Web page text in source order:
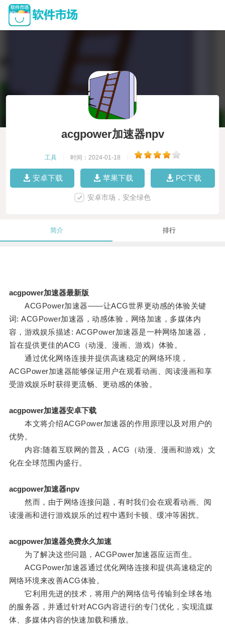
acgpower加速器npv
工具 时间：2024-01-18
安卓下载 苹果下载 PC下载
安卓市场，安全绿色
简介 排行
acgpower加速器最新版
ACGPower加速器——让ACG世界更动感的体验关键
词: ACGPower加速器，动感体验，网络加速，多媒体内
容，游戏娱乐描述: ACGPower加速器是一种网络加速器，
旨在提供更佳的ACG（动漫、漫画、游戏）体验。
通过优化网络连接并提供高速稳定的网络环境，
ACGPower加速器能够保证用户在观看动画、阅读漫画和享
受游戏娱乐时获得更流畅、更动感的体验。
acgpower加速器安卓下载
本文将介绍ACGPower加速器的作用原理以及对用户的
优势。
内容:随着互联网的普及，ACG（动漫、漫画和游戏）文
化在全球范围内盛行。
acgpower加速器npv
然而，由于网络连接问题，有时我们会在观看动画、阅
读漫画和进行游戏娱乐的过程中遇到卡顿、缓冲等困扰。
acgpower加速器免费永久加速
为了解决这些问题，ACGPower加速器应运而生。
ACGPower加速器通过优化网络连接和提供高速稳定的
网络环境来改善ACG体验。
它利用先进的技术，将用户的网络信号传输到全球各地
的服务器，并通过针对ACG内容进行的专门优化，实现流媒
体、多媒体内容的快速加载和播放。